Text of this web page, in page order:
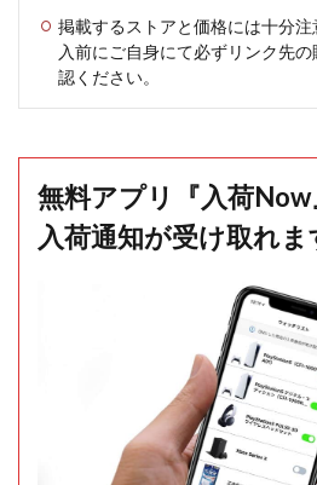
掲載するストアと価格には十分
入前にご自身にて必ずリンク先
認ください。
無料アプリ『入荷
入荷通知が受け取れま